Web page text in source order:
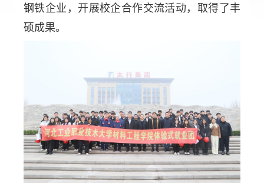
钢铁企业，开展校企合作交流活动，取得了丰
硕成果。